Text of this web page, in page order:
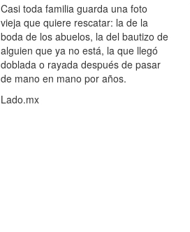
Casi toda familia guarda una foto
vieja que quiere rescatar: la de la
boda de los abuelos, la del bautizo de
alguien que ya no está, la que llegó
doblada o rayada después de pasar
de mano en mano por años.
Lado.mx